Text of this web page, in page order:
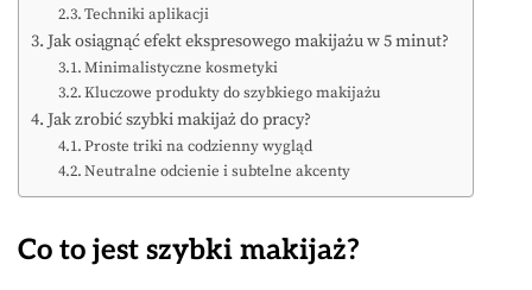
Techniki aplikacji
Jak osiągnąć efekt ekspresowego makijażu w 5 minut?
Minimalistyczne kosmetyki
Kluczowe produkty do szybkiego makijażu
Jak zrobić szybki makijaż do pracy?
Proste triki na codzienny wygląd
Neutralne odcienie i subtelne akcenty
Co to jest szybki makijaż?